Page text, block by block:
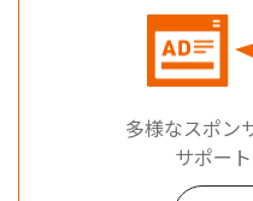
多様なスポン
サポート